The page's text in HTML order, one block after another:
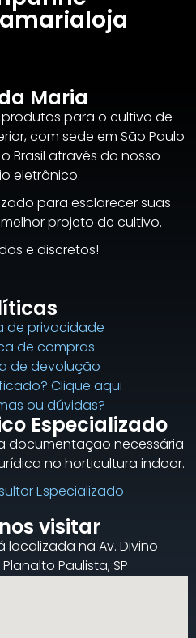
Maria
para o cultivo de
com sede em São Paulo
Brasil através do nosso
eletrônico.
para esclarecer suas
projeto de cultivo.
e discretos!
de privacidade
de compras
de devolução
Clique aqui
ou dúvidas?
Especializado
documentação necessária
no horticultura indoor.
Especializado
visitar
localizada na Av. Divino
Paulista, SP